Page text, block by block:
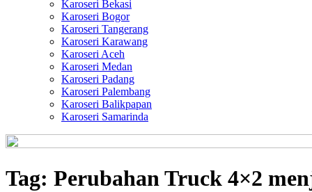
Karoseri Bekasi
Karoseri Bogor
Karoseri Tangerang
Karoseri Karawang
Karoseri Aceh
Karoseri Medan
Karoseri Padang
Karoseri Palembang
Karoseri Balikpapan
Karoseri Samarinda
Tag: Perubahan Truck 4×2